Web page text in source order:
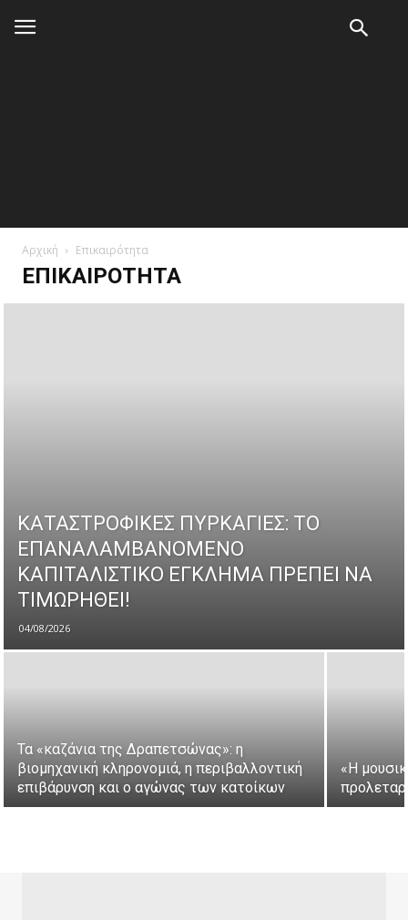
Αρχική Επικαιρότητα
ΕΠΙΚΑΙΡΌΤΗΤΑ
ΚΑΤΑΣΤΡΟΦΙΚΕΣ ΠΥΡΚΑΓΙΕΣ: ΤΟ
ΕΠΑΝΑΛΑΜΒΑΝΟΜΕΝΟ
ΚΑΠΙΤΑΛΙΣΤΙΚΟ ΕΓΚΛΗΜΑ ΠΡΕΠΕΙ ΝΑ
ΤΙΜΩΡΗΘΕΙ!
04/08/2026
Τα «καζάνια της Δραπετσώνας»: η
βιομηχανική κληρονομιά, η περιβαλλοντική
επιβάρυνση και ο αγώνας των κατοίκων
«Η